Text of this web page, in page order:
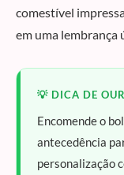
comestível
em uma lembrança
💡 DICA DE
Encomende o
antecedência
personalização